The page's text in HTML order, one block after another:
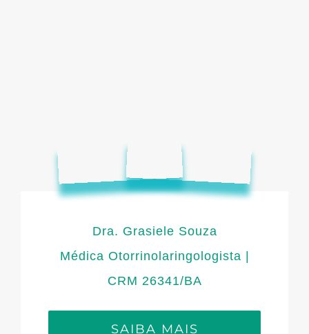
Dra. Grasiele Souza
Médica Otorrinolaringologista |
CRM 26341/BA
SAIBA MAIS